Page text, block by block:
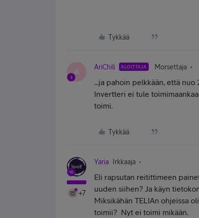
Tykkää
A AriChili ALOITTAJA Morsettaja
...ja pahoin pelkkään, että
Invertteri ei tule
toimi.
Tykkää
+7
Yaria Irkkaaja
Eli rapsutan reitittimeen
uuden siihen? Ja käyn
Miksikähän TELIAn ohjeissa
toimii? Nyt ei toimi mikään.